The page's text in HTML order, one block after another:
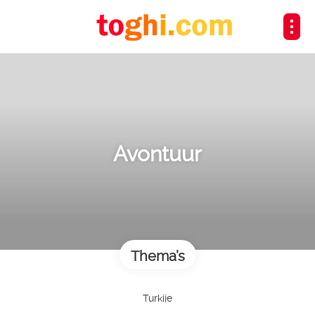
Avontuur
Thema’s
Turkije